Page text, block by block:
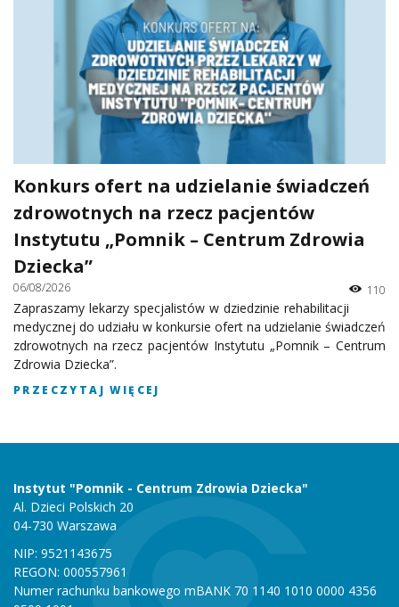
Konkurs ofert na udzielanie świadczeń
zdrowotnych na rzecz pacjentów
Instytutu „Pomnik – Centrum Zdrowia
Dziecka”
06/08/2026 110
Zapraszamy lekarzy specjalistów w dziedzinie rehabilitacji
medycznej do udziału w konkursie ofert na udzielanie świadczeń
zdrowotnych na rzecz pacjentów Instytutu „Pomnik – Centrum
Zdrowia Dziecka”.
PRZECZYTAJ WIĘCEJ
Instytut "Pomnik - Centrum Zdrowia Dziecka"
Al. Dzieci Polskich 20
04-730 Warszawa
NIP: 9521143675
REGON: 000557961
Numer rachunku bankowego mBANK 70 1140 1010 0000 4356